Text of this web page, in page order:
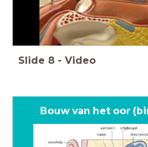
Slide 8 - Video
Bouw van het oor